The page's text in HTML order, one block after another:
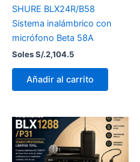
SHURE BLX24R/B58
Sistema inalámbrico con
micrófono Beta 58A
Soles S/.2,104.5
Añadir al carrito